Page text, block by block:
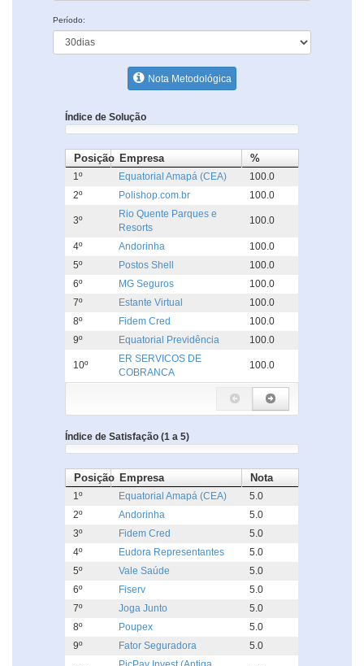
Período:
Nota Metodológica
Índice de Solução
Posição Empresa %
1º Equatorial Amapá (CEA)
100.0
2º
Polishop.com.br 100.0
3º
Rio Quente Parques e
Resorts
100.0
4º Andorinha
100.0
5º
Postos Shell
100.0
6º
MG Seguros
100.0
7º
Estante Virtual
100.0
8º
Fidem Cred
100.0
9º
Equatorial Previdência 100.0
10º
ER SERVICOS DE
COBRANCA
100.0
Índice de Satisfação (1 a 5)
Posição Empresa Nota
1º Equatorial Amapá (CEA)
5.0
2º
Andorinha
5.0
3º
Fidem Cred
5.0
4º
Eudora Representantes
5.0
5º
Vale Saúde
5.0
6º
Fiserv
5.0
7º
Joga Junto
5.0
8º
Poupex
5.0
9º
Fator Seguradora 5.0